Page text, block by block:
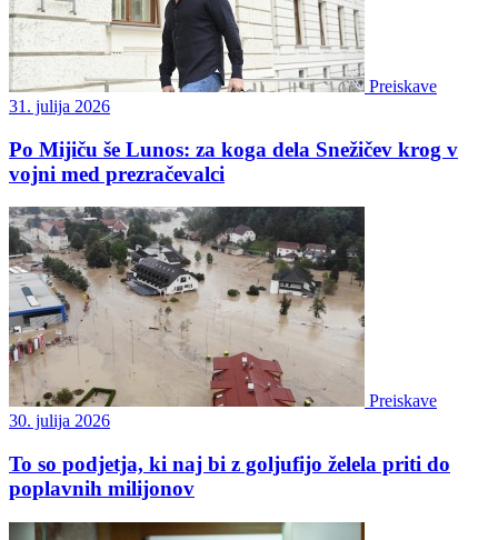
Preiskave
31. julija 2026
Po Mijiču še Lunos: za koga dela Snežičev krog v
vojni med prezračevalci
Preiskave
30. julija 2026
To so podjetja, ki naj bi z goljufijo želela priti do
poplavnih milijonov